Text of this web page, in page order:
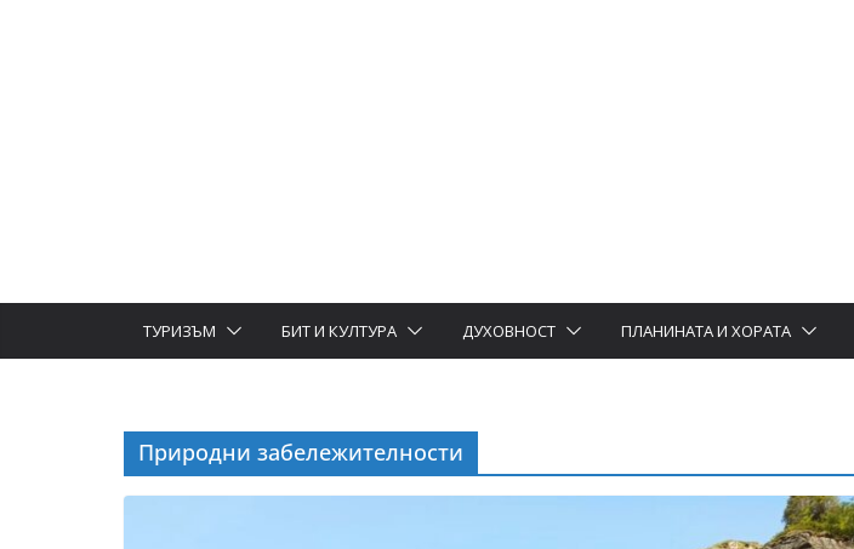
ТУРИЗЪМ БИТ И КУЛТУРА ДУХОВНОСТ ПЛАНИНАТА И ХОРАТА
Природни забележителности